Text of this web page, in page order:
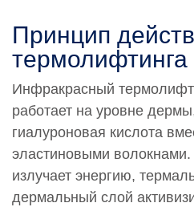
Термовоздействие Скин
50 500 руб.
Термовоздействие Скин
38 200 руб.
Термовоздействие Скин
28 800 руб.
Принцип
термолифтинга
Инфракрасный
работает на уровне
гиалуроновая кислота
эластиновыми волокнами.
излучает энергию,
дермальный слой